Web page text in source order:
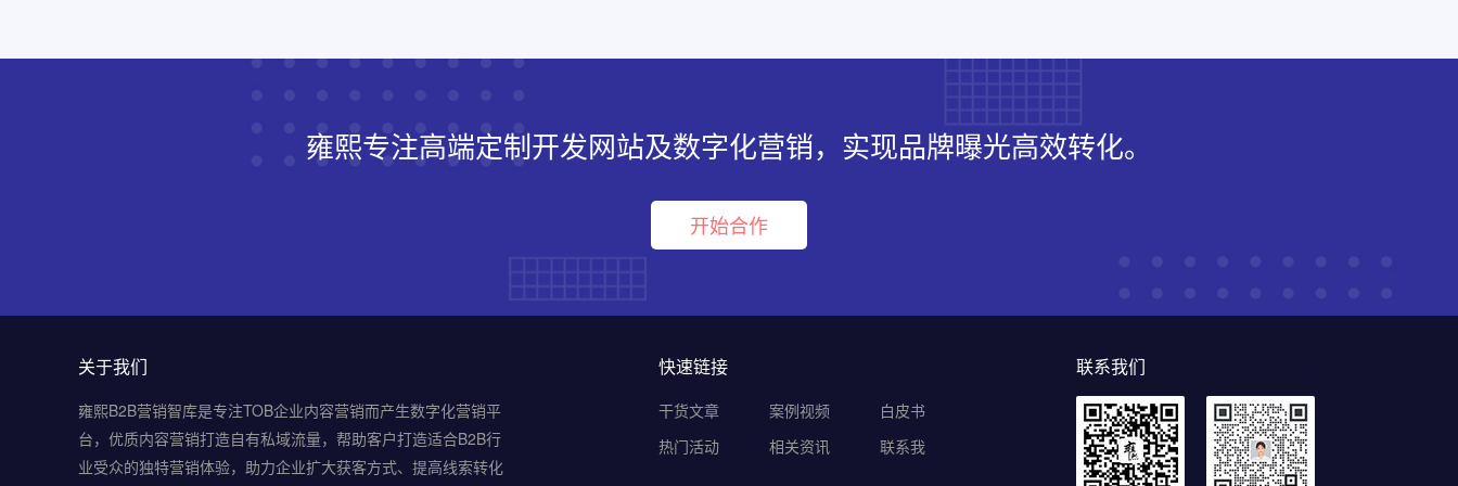
雍熙专注高端定制开发网站及数字化营销，实现品牌曝光高效转化。
开始合作
关于我们
雍熙B2B营销智库是专注TOB企业内容营销而产生数字化营销平
台，优质内容营销打造自有私域流量，帮助客户打造适合B2B行
业受众的独特营销体验，助力企业扩大获客方式、提高线索转化
快速链接
干货文章 案例视频
白皮书
热门活动
相关资讯 联系我
联系我们